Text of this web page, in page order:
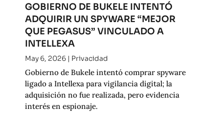
GOBIERNO DE BUKELE INTENTÓ
ADQUIRIR UN SPYWARE “MEJOR
QUE PEGASUS” VINCULADO A
INTELLEXA
May 6, 2026| Privacidad
Gobierno de Bukele intentó comprar spyware
ligado a Intellexa para vigilancia digital; la
adquisición no fue realizada, pero evidencia
interés en espionaje.